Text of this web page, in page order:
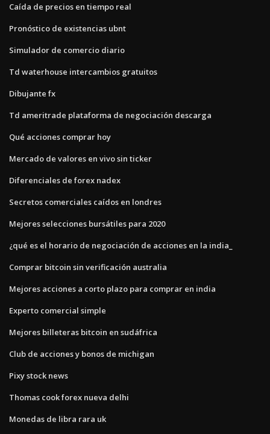
Caída de precios en tiempo real
Pronóstico de existencias ubnt
Simulador de comercio diario
Td waterhouse intercambios gratuitos
Dibujante fx
Td ameritrade plataforma de negociación descarga
Qué acciones comprar hoy
Mercado de valores en vivo sin ticker
Diferenciales de forex nadex
Secretos comerciales caídos en londres
Mejores selecciones bursátiles para 2020
¿qué es el horario de negociación de acciones en la india_
Comprar bitcoin sin verificación australia
Mejores acciones a corto plazo para comprar en india
Experto comercial simple
Mejores billeteras bitcoin en sudáfrica
Club de acciones y bonos de michigan
Pixy stock news
Thomas cook forex nueva delhi
Monedas de libra rara uk